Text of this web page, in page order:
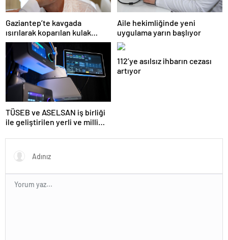
Gaziantep’te kavgada
ısırılarak koparılan kulak
memesi yerine dikildi
Aile hekimliğinde yeni
uygulama yarın başlıyor
TÜSEB ve ASELSAN iş birliği
ile geliştirilen yerli ve milli
tanıtıldı
112’ye asılsız ihbarın cezası
artıyor